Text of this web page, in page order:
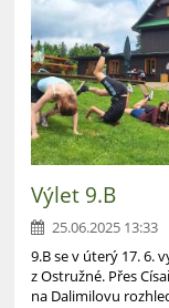
Výlet 9.B
25.06.2025 13:33
9.B se v úterý 17. 6.
z Ostružné. Přes
na Dalimilovu